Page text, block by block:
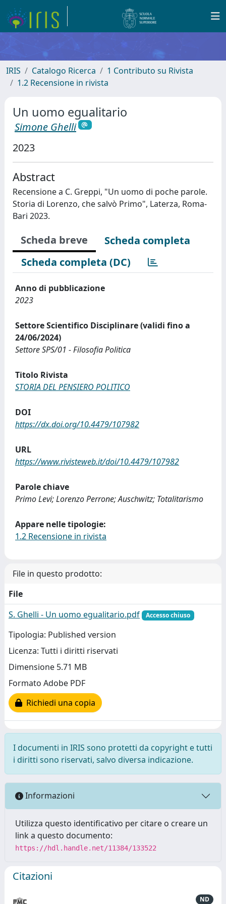
IRIS Catalogo Ricerca
1 Contributo su Rivista
1.2 Recensione in rivista
Un uomo egualitario
Simone Ghelli
2023
Abstract
Recensione a C. Greppi, "Un uomo di poche parole.
Storia di Lorenzo, che salvò Primo", Laterza, Roma-
Bari 2023.
Scheda breve
Scheda completa
Scheda completa (DC)
Anno di pubblicazione
2023
Settore Scientifico Disciplinare (validi fino a
24/06/2024)
Settore SPS/01 - Filosofia Politica
Titolo Rivista
STORIA DEL PENSIERO POLITICO
DOI
https://dx.doi.org/10.4479/107982
URL
https://www.rivisteweb.it/doi/10.4479/107982
Parole chiave
Primo Levi; Lorenzo Perrone; Auschwitz; Totalitarismo
Appare nelle tipologie:
1.2 Recensione in rivista
File in questo prodotto:
File
S. Ghelli - Un uomo egualitario.pdf
Accesso chiuso
Tipologia: Published version
Licenza: Tutti i diritti riservati
Dimensione 5.71 MB
Formato Adobe PDF
Richiedi una copia
I documenti in IRIS sono protetti da copyright e tutti
i diritti sono riservati, salvo diversa indicazione.
Informazioni
Utilizza questo identificativo per citare o creare un
link a questo documento:
https://hdl.handle.net/11384/133522
Citazioni
ND